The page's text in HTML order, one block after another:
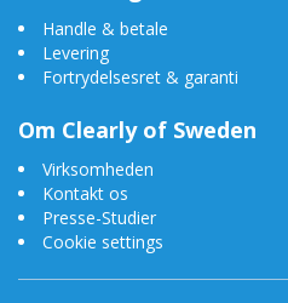
Handle & betale
Levering
Fortrydelsesret & garanti
Om Clearly of Sweden
Virksomheden
Kontakt os
Presse-Studier
Cookie settings